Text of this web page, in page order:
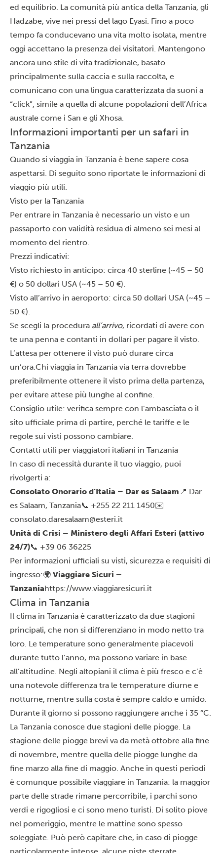
ed equilibrio. La comunità più antica della Tanzania, gli
Hadzabe, vive nei pressi del lago Eyasi. Fino a poco
tempo fa conducevano una vita molto isolata, mentre
oggi accettano la presenza dei visitatori. Mantengono
ancora uno stile di vita tradizionale, basato
principalmente sulla caccia e sulla raccolta, e
comunicano con una lingua caratterizzata da suoni a
“click”, simile a quella di alcune popolazioni dell’Africa
australe come i San e gli Xhosa.
Informazioni importanti per un safari in
Tanzania
Quando si viaggia in Tanzania è bene sapere cosa
aspettarsi. Di seguito sono riportate le informazioni di
viaggio più utili.
Visto per la Tanzania
Per entrare in Tanzania è necessario un visto e un
passaporto con validità residua di almeno sei mesi al
momento del rientro.
Prezzi indicativi:
Visto richiesto in anticipo: circa 40 sterline (~45 – 50
€) o 50 dollari USA (~45 – 50 €).
Visto all’arrivo in aeroporto: circa 50 dollari USA (~45 –
50 €).
Se scegli la procedura all’arrivo, ricordati di avere con
te una penna e contanti in dollari per pagare il visto.
L’attesa per ottenere il visto può durare circa
un’ora. Chi viaggia in Tanzania via terra dovrebbe
preferibilmente ottenere il visto prima della partenza,
per evitare attese più lunghe al confine.
Consiglio utile: verifica sempre con l’ambasciata o il
sito ufficiale prima di partire, perché le tariffe e le
regole sui visti possono cambiare.
Contatti utili per viaggiatori italiani in Tanzania
In caso di necessità durante il tuo viaggio, puoi
rivolgerti a:
Consolato Onorario d’Italia – Dar es Salaam 📍 Dar
es Salaam, Tanzania📞 +255 22 211 1450✉️
consolato.daresalaam@esteri.it
Unità di Crisi – Ministero degli Affari Esteri (attivo
24/7)📞 +39 06 36225
Per informazioni ufficiali su visti, sicurezza e requisiti di
ingresso:🌍 Viaggiare Sicuri –
Tanzaniahttps://www.viaggiaresicuri.it
Clima in Tanzania
Il clima in Tanzania è caratterizzato da due stagioni
principali, che non si differenziano in modo netto tra
loro. Le temperature sono generalmente piacevoli
durante tutto l’anno, ma possono variare in base
all’altitudine. Negli altopiani il clima è più fresco e c’è
una notevole differenza tra le temperature diurne e
notturne, mentre sulla costa è sempre caldo e umido.
Durante il giorno si possono raggiungere anche i 35 °C.
La Tanzania conosce due stagioni delle piogge. La
stagione delle piogge brevi va da metà ottobre alla fine
di novembre, mentre quella delle piogge lunghe da
fine marzo alla fine di maggio. Anche in questi periodi
è comunque possibile viaggiare in Tanzania: la maggior
parte delle strade rimane percorribile, i parchi sono
verdi e rigogliosi e ci sono meno turisti. Di solito piove
nel pomeriggio, mentre le mattine sono spesso
soleggiate. Può però capitare che, in caso di piogge